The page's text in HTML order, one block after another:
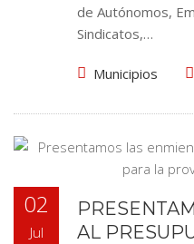
de Autónomos,
Sindicatos,…
Municipios
02
Jul
AL